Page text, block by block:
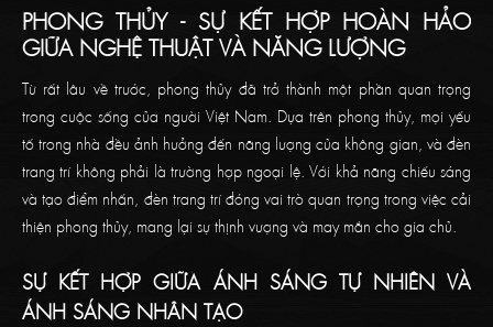
PHONG THỦY - SỰ KẾT HỢP HOÀN HẢO
GIỮA NGHỆ THUẬT VÀ NĂNG LƯỢNG
Từ rất lâu về trước, phong thủy đã trở thành một phần quan trọng
trong cuộc sống của người Việt Nam. Dựa trên phong thủy, mọi yếu
tố trong nhà đều ảnh hưởng đến năng lượng của không gian, và đèn
trang trí không phải là trường hợp ngoại lệ. Với khả năng chiếu sáng
và tạo điểm nhấn, đèn trang trí đóng vai trò quan trọng trong việc cải
thiện phong thủy, mang lại sự thịnh vượng và may mắn cho gia chủ.
SỰ KẾT HỢP GIỮA ÁNH SÁNG TỰ NHIÊN VÀ
ÁNH SÁNG NHÂN TẠO